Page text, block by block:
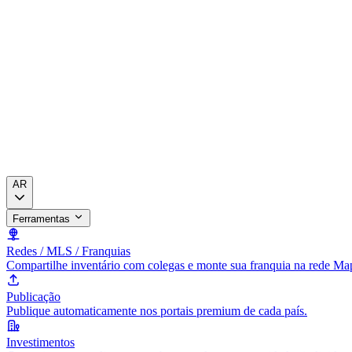
AR
Ferramentas
Redes / MLS / Franquias
Compartilhe inventário com colegas e monte sua franquia na rede
Publicação
Publique automaticamente nos portais premium de cada país.
Investimentos